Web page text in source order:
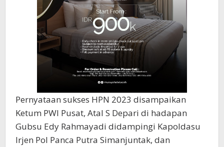
Pernyataan sukses HPN 2023 disampaikan
Ketum PWI Pusat, Atal S Depari di hadapan
Gubsu Edy Rahmayadi didampingi Kapoldasu
Irjen Pol Panca Putra Simanjuntak, dan